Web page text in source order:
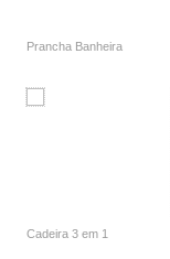
Prancha Banheira
Cadeira 3 em 1